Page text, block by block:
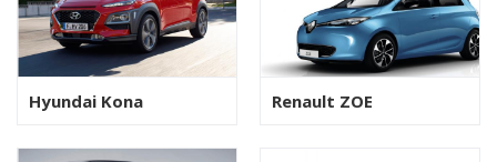
Hyundai Kona Renault ZOE